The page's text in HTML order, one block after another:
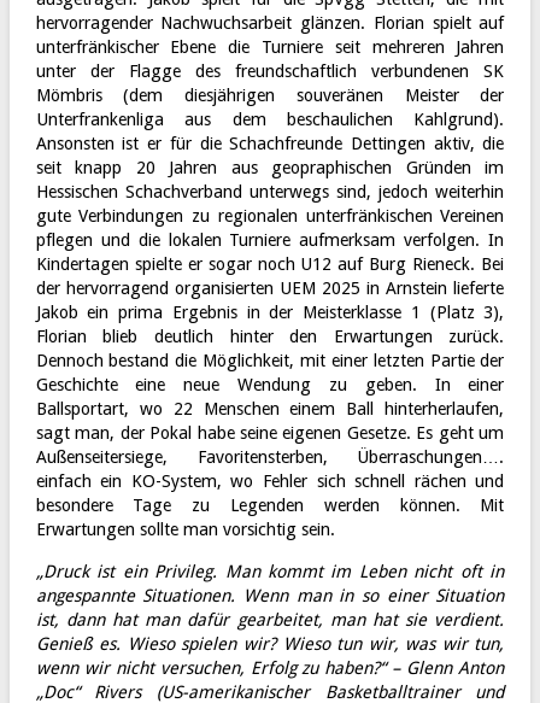
hervorragender Nachwuchsarbeit glänzen. Florian spielt auf
unterfränkischer Ebene die Turniere seit mehreren Jahren
unter der Flagge des freundschaftlich verbundenen SK
Mömbris (dem diesjährigen souveränen Meister der
Unterfrankenliga aus dem beschaulichen Kahlgrund).
Ansonsten ist er für die Schachfreunde Dettingen aktiv, die
seit knapp 20 Jahren aus geopraphischen Gründen im
Hessischen Schachverband unterwegs sind, jedoch weiterhin
gute Verbindungen zu regionalen unterfränkischen Vereinen
pflegen und die lokalen Turniere aufmerksam verfolgen. In
Kindertagen spielte er sogar noch U12 auf Burg Rieneck. Bei
der hervorragend organisierten UEM 2025 in Arnstein lieferte
Jakob ein prima Ergebnis in der Meisterklasse 1 (Platz 3),
Florian blieb deutlich hinter den Erwartungen zurück.
Dennoch bestand die Möglichkeit, mit einer letzten Partie der
Geschichte eine neue Wendung zu geben. In einer
Ballsportart, wo 22 Menschen einem Ball hinterherlaufen,
sagt man, der Pokal habe seine eigenen Gesetze. Es geht um
Außenseitersiege, Favoritensterben, Überraschungen….
einfach ein KO-System, wo Fehler sich schnell rächen und
besondere Tage zu Legenden werden können. Mit
Erwartungen sollte man vorsichtig sein.
„Druck ist ein Privileg. Man kommt im Leben nicht oft in
angespannte Situationen. Wenn man in so einer Situation
ist, dann hat man dafür gearbeitet, man hat sie verdient.
Genieß es. Wieso spielen wir? Wieso tun wir, was wir tun,
wenn wir nicht versuchen, Erfolg zu haben?“ – Glenn Anton
„Doc“ Rivers (US-amerikanischer Basketballtrainer und